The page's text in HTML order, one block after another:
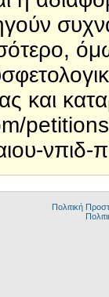
και
Πολιτική